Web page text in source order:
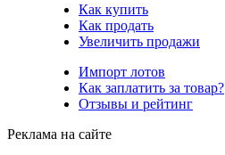
Как купить
Как продать
Увеличить продажи
Импорт лотов
Как заплатить за товар?
Отзывы и рейтинг
Реклама на сайте